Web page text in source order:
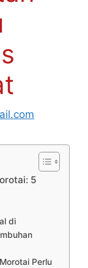
5
di
Perlu